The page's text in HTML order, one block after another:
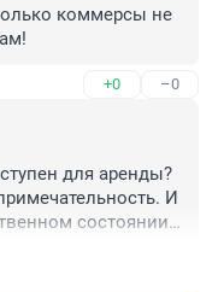
коммерсы не
+0 –0
для аренды?
И
состоянии.